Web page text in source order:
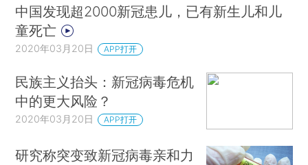
中国发现超2000新冠患儿，已有新生儿和儿
童死亡
2020年03月20日 APP打开
民族主义抬头：新冠病毒危机
中的更大风险？
2020年03月20日 APP打开
研究称突变致新冠病毒亲和力